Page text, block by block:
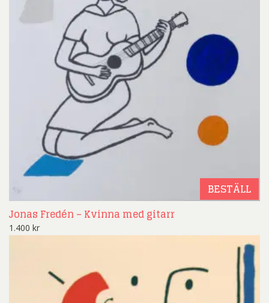
BESTÄLL
Jonas Fredén – Kvinna med gitarr
1.400 kr